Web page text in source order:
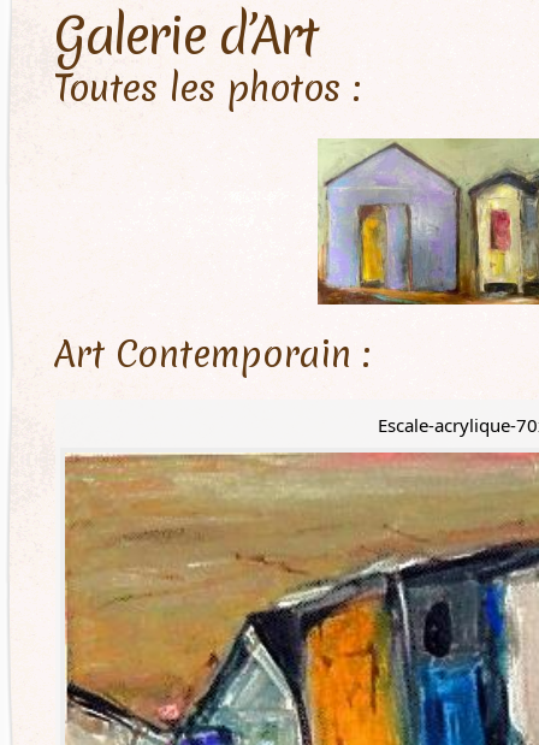
Galerie d’Art
Toutes les photos :
Art Contemporain :
Escale-acrylique-